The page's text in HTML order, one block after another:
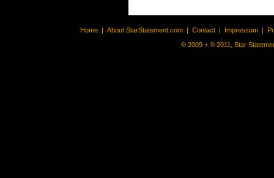
Home | About StarStatement.com | Contact | Impressum |
© 2009 + ® 2011, Star